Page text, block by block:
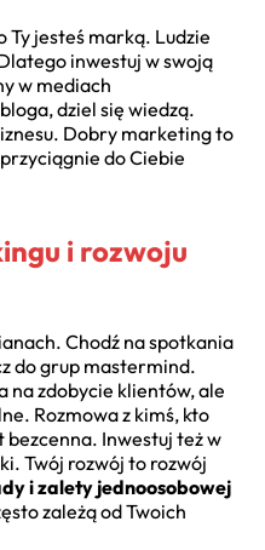
Ty jesteś marką. Ludzie
inwestuj w swoją
w mediach
dziel się wiedzą.
Dobry marketing to
do Ciebie
i rozwoju
Chodź na spotkania
do grup mastermind.
na zdobycie klientów, ale
Rozmowa z kimś, kto
bezcenna. Inwestuj też w
Twój rozwój to rozwój
i zalety jednoosobowej
zależą od Twoich